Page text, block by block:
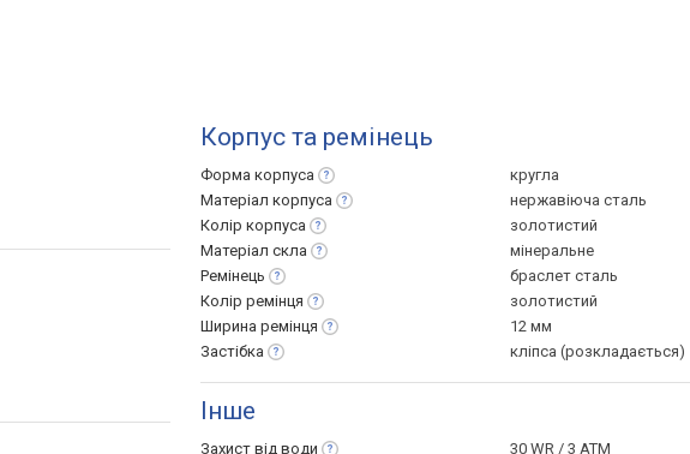
Корпус та ремінець
Форма корпуса
кругла
Матеріал корпуса
нержавіюча сталь
Колір корпуса
золотистий
Матеріал скла
мінеральне
Ремінець
браслет сталь
Колір ремінця
золотистий
Ширина ремінця
12 мм
Застібка
кліпса (розкладається)
Інше
Захист від води
30 WR / 3 ATM